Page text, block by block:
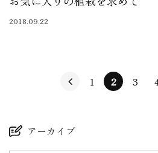
2018.09.22
1 2 3
アーカイブ